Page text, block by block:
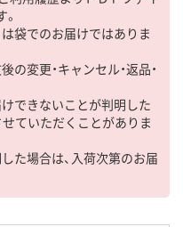
袋でのお届けではありま
の変更・キャンセル・返品・
できないことが判明した
ていただくことがありま
た場合は、入荷次第のお届